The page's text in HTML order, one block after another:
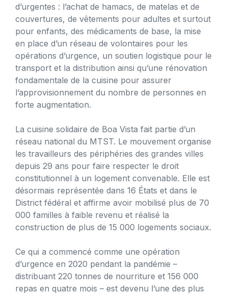
d’urgentes : l’achat de hamacs, de matelas et de
couvertures, de vêtements pour adultes et surtout
pour enfants, des médicaments de base, la mise
en place d’un réseau de volontaires pour les
opérations d’urgence, un soutien logistique pour le
transport et la distribution ainsi qu’une rénovation
fondamentale de la cuisine pour assurer
l’approvisionnement du nombre de personnes en
forte augmentation.
La cuisine solidaire de Boa Vista fait partie d’un
réseau national du MTST. Le mouvement organise
les travailleurs des périphéries des grandes villes
depuis 29 ans pour faire respecter le droit
constitutionnel à un logement convenable. Elle est
désormais représentée dans 16 États et dans le
District fédéral et affirme avoir mobilisé plus de 70
000 familles à faible revenu et réalisé la
construction de plus de 15 000 logements sociaux.
Ce qui a commencé comme une opération
d’urgence en 2020 pendant la pandémie –
distribuant 220 tonnes de nourriture et 156 000
repas en quatre mois – est devenu l’une des plus